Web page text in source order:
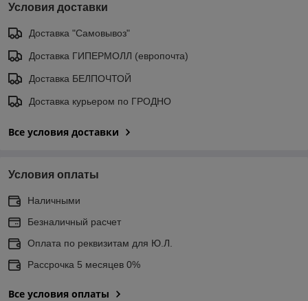
Условия доставки
Доставка "Самовывоз"
Доставка ГИПЕРМОЛЛ (европочта)
Доставка БЕЛПОЧТОЙ
Доставка курьером по ГРОДНО
Все условия доставки
Условия оплаты
Наличными
Безналичный расчет
Оплата по реквизитам для Ю.Л.
Рассрочка 5 месяцев 0%
Все условия оплаты